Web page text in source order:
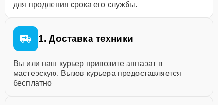
для продления срока его службы.
1. Доставка техники
Вы или наш курьер привозите аппарат в
мастерскую. Вызов курьера предоставляется
бесплатно